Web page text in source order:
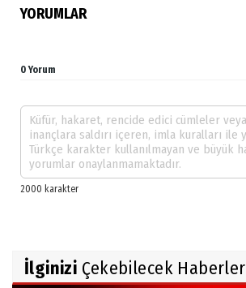
YORUMLAR
0 Yorum
İlginizi Çekebilecek Haberler